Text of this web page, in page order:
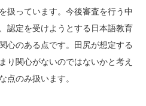
扱っています。今後審査を行う中
認定を受けようとする日本語教育
心のある点です。田尻が想定する
り関心がないのではないかと考え
点のみ扱います。